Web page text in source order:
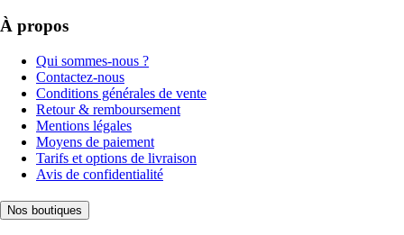
À propos
Qui sommes-nous ?
Contactez-nous
Conditions générales de vente
Retour & remboursement
Mentions légales
Moyens de paiement
Tarifs et options de livraison
Avis de confidentialité
Nos boutiques